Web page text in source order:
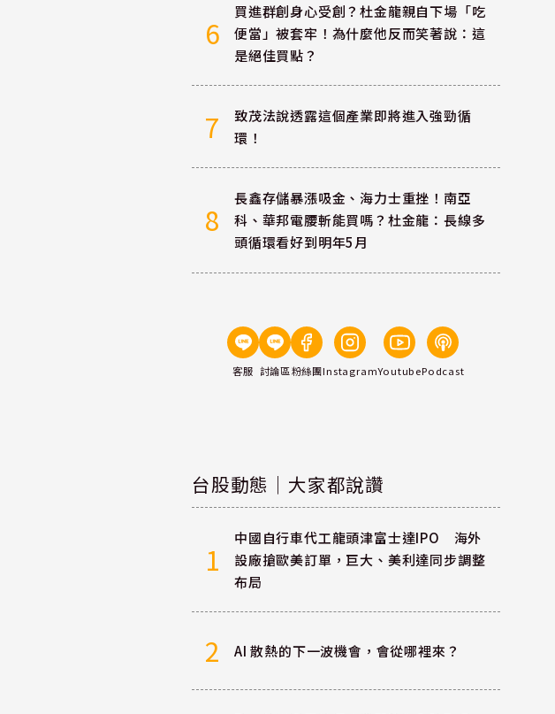
6
買進群創身心受創？杜金龍親自下場「吃
便當」被套牢！為什麼他反而笑著說：這
是絕佳買點？
7
致茂法說透露這個產業即將進入強勁循
環！
8
長鑫存儲暴漲吸金、海力士重挫！南亞
科、華邦電腰斬能買嗎？杜金龍：長線多
頭循環看好到明年5月
客服 討論區粉絲團InstagramYoutubePodcast
台股動態｜大家都說讚
1
中國自行車代工龍頭津富士達IPO 海外
設廠搶歐美訂單，巨大、美利達同步調整
布局
2 AI 散熱的下一波機會，會從哪裡來？